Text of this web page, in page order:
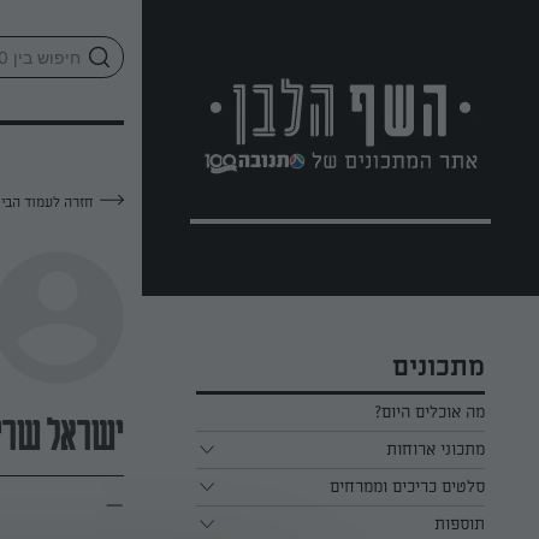
מתכונים
מה אוכלים היום?
מתכוני ארוחות
ארוחת בוקר
ארוחת צהריים
סלטים כריכים וממרחים
כל הסלטים כריכים וממרחים
תוספות
חזרה לעמוד
ישראל
—